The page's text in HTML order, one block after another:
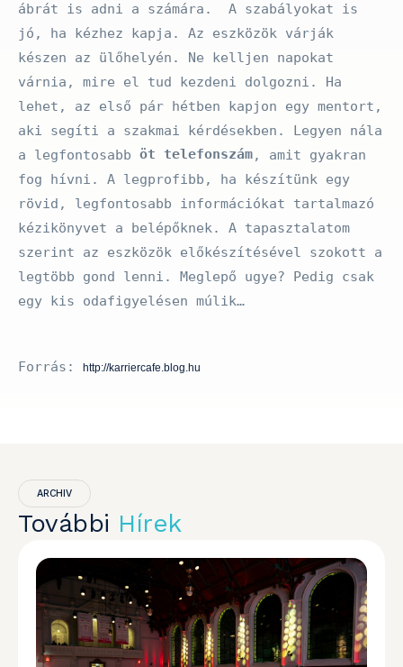
ábrát is adni a számára. A szabályokat is
jó, ha kézhez kapja. Az eszközök várják
készen az ülőhelyén. Ne kelljen napokat
várnia, mire el tud kezdeni dolgozni. Ha
lehet, az első pár hétben kapjon egy mentort,
aki segíti a szakmai kérdésekben. Legyen nála
a legfontosabb öt telefonszám, amit gyakran
fog hívni. A legprofibb, ha készítünk egy
rövid, legfontosabb információkat tartalmazó
kézikönyvet a belépőknek. A tapasztalatom
szerint az eszközök előkészítésével szokott a
legtöbb gond lenni. Meglepő ugye? Pedig csak
egy kis odafigyelésen múlik…
Forrás: http://karriercafe.blog.hu
ARCHIV
További Hírek